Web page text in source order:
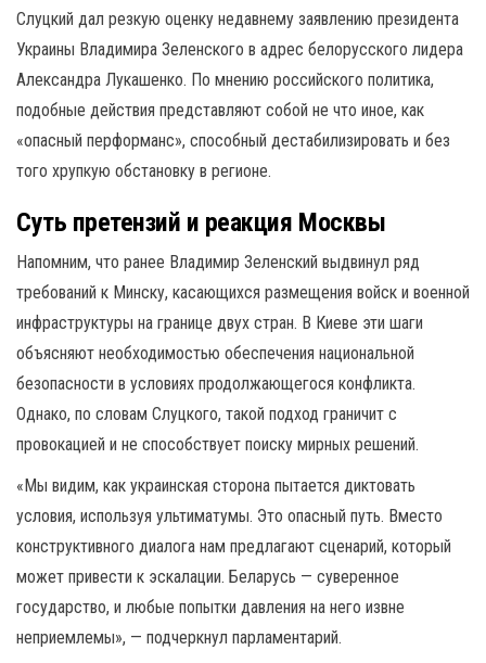
Слуцкий дал резкую оценку недавнему заявлению президента
Украины Владимира Зеленского в адрес белорусского лидера
Александра Лукашенко. По мнению российского политика,
подобные действия представляют собой не что иное, как
«опасный перформанс», способный дестабилизировать и без
того хрупкую обстановку в регионе.
Суть претензий и реакция Москвы
Напомним, что ранее Владимир Зеленский выдвинул ряд
требований к Минску, касающихся размещения войск и военной
инфраструктуры на границе двух стран. В Киеве эти шаги
объясняют необходимостью обеспечения национальной
безопасности в условиях продолжающегося конфликта.
Однако, по словам Слуцкого, такой подход граничит с
провокацией и не способствует поиску мирных решений.
«Мы видим, как украинская сторона пытается диктовать
условия, используя ультиматумы. Это опасный путь. Вместо
конструктивного диалога нам предлагают сценарий, который
может привести к эскалации. Беларусь — суверенное
государство, и любые попытки давления на него извне
неприемлемы», — подчеркнул парламентарий.